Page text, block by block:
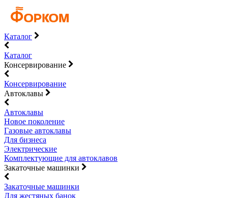
Каталог
Каталог
Консервирование
Консервирование
Автоклавы
Автоклавы
Новое поколение
Газовые автоклавы
Для бизнеса
Электрические
Комплектующие для автоклавов
Закаточные машинки
Закаточные машинки
Для жестяных банок